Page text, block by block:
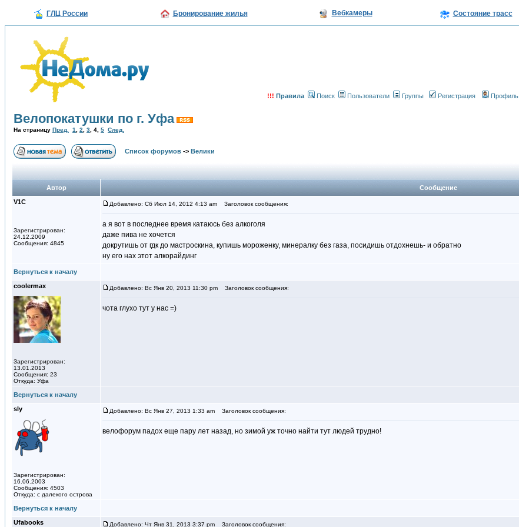
ГЛЦ России Бронирование жилья Вебкамеры Состояние трасс
!!! Правила Поиск Пользователи Группы Регистрация Профиль
Велопокатушки по г. Уфа
На страницу Пред. 1 2 3 4 5 След.
Список форумов -> Велики
Автор
Сообщение
V1С
Зарегистрирован:
24.12.2009
Сообщения: 4845
Добавлено: Сб Июл 14, 2012 4:13 am Заголовок сообщения:
а я вот в последнее время катаюсь без алкоголя
даже пива не хочется
докрутишь от гдк до мастроскина, купишь мороженку, минералку без газа, посидишь отдохнешь- и обратно
ну его нах этот алкорайдинг
Вернуться к началу
coolermax
Зарегистрирован:
13.01.2013
Сообщения: 23
Откуда: Уфа
Добавлено: Вс Янв 20, 2013 11:30 pm Заголовок сообщения:
чота глухо тут у нас =)
Вернуться к началу
sly
Зарегистрирован:
16.06.2003
Сообщения: 4503
Откуда: с далекого острова
Добавлено: Вс Янв 27, 2013 1:33 am Заголовок сообщения:
велофорум падох еще пару лет назад, но зимой уж точно найти тут людей трудно!
Вернуться к началу
Ufаbooks
Добавлено: Чт Янв 31, 2013 3:37 pm Заголовок сообщения: